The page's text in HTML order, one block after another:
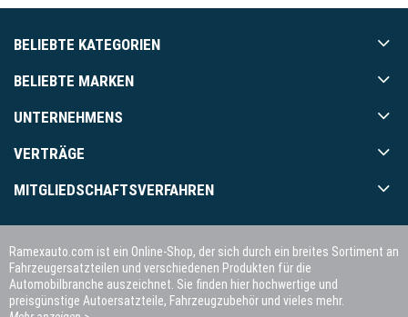
BELIEBTE KATEGORIEN
BELIEBTE MARKEN
UNTERNEHMENS
VERTRÄGE
MITGLIEDSCHAFTSVERFAHREN
Ramexauto.com ist ein Online-Shop, der sich durch ein breites Sortiment an
Fahrzeugersatzteilen und verschiedenen Produkten für die
Automobilbranche auszeichnet. Sie finden hier hochwertige und
preisgünstige Autoersatzteile, Fahrzeugzubehör und vieles mehr.